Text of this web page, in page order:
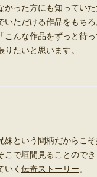
かった方にも知ってい
いただける作品をもち
んな作品をずっと待
たいと思います。
妹という間柄だからこ
こで垣間見ることので
いく 伝奇ストーリー。